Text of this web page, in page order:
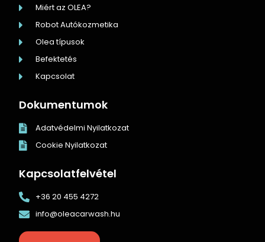
Miért az OLEA?
Robot Autókozmetika
Olea típusok
Befektetés
Kapcsolat
Dokumentumok
Adatvédelmi Nyilatkozat
Cookie Nyilatkozat
Kapcsolatfelvétel
+36 20 455 4272
info@oleacarwash.hu